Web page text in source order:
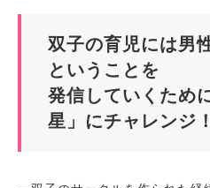
双子の育児には男
ということを
発信していくため
星」にチャレンジ！